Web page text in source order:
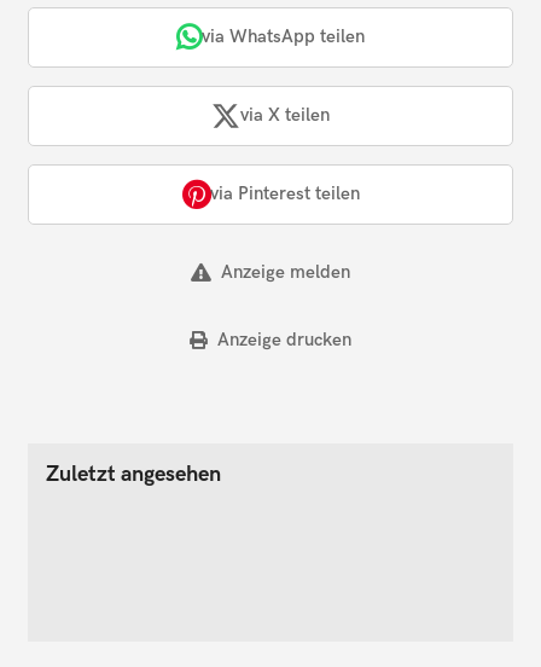
via WhatsApp teilen
via X teilen
via Pinterest teilen
Anzeige melden
Anzeige drucken
Zuletzt angesehen